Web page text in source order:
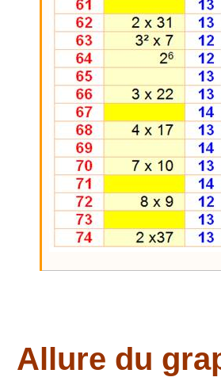
Allure du